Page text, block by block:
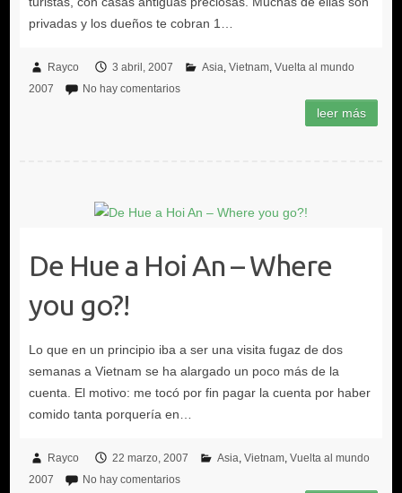
Rayco 3 abril, 2007 Asia Vietnam Vuelta al mundo
2007
No hay comentarios
De Hue a Hoi An – Where
you go?!
Rayco 22 marzo, 2007 Asia Vietnam Vuelta al mundo
2007
No hay comentarios